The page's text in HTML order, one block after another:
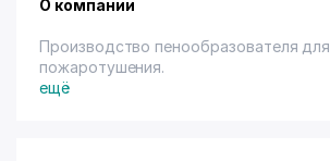
О компании
Производство пенообразователя для
пожаротушения.
ещё